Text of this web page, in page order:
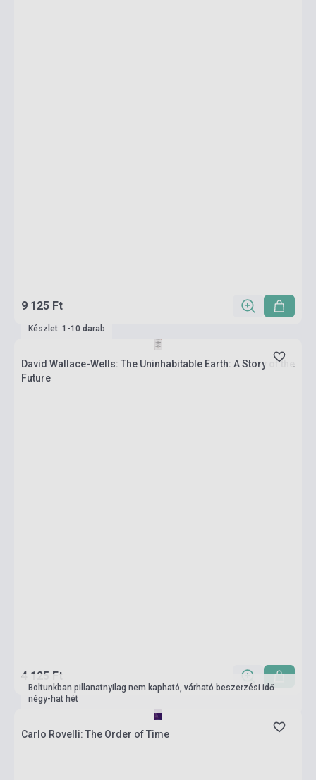
9 125 Ft
Készlet: 1-10 darab
David Wallace-Wells: The Uninhabitable Earth: A Story of the
Future
4 125 Ft
Boltunkban pillanatnyilag nem kapható, várható beszerzési idő
négy-hat hét
Carlo Rovelli: The Order of Time